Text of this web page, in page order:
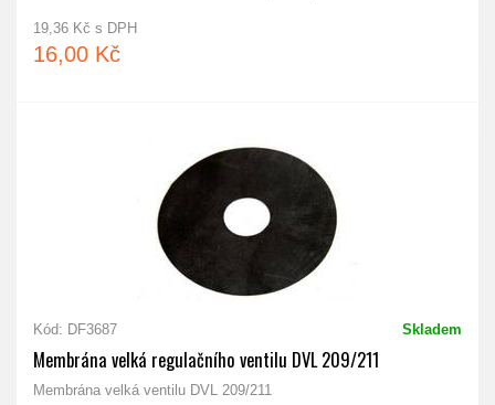
19,36 Kč s DPH
16,00 Kč
Kód: DF3687 Skladem
Membrána velká regulačního ventilu DVL 209/211
Membrána velká ventilu DVL 209/211